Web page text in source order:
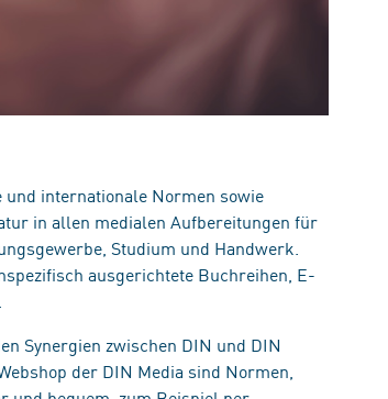
internationale Normen sowie
in allen medialen Aufbereitungen für
Studium und Handwerk.
ausgerichtete Buchreihen, E-
Synergien zwischen DIN und DIN
der DIN Media sind Normen,